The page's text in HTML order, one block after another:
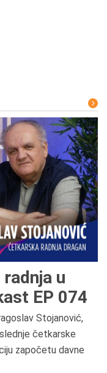
u
EP 074
Stojanović,
četkarske
započetu davne